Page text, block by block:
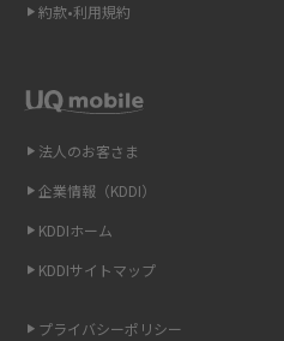
Wi-Fiを自宅に設置する方法は？必要な
光ファイバーとは？仕組みやメリット
やすく解説
を解説
6Gとはどんな通信技術？Beyond 5Gや
法人のお客さま
企業情報（KDDI）
KDDIホーム
KDDIサイトマップ
プライバシーポリシー
約款•利用規約